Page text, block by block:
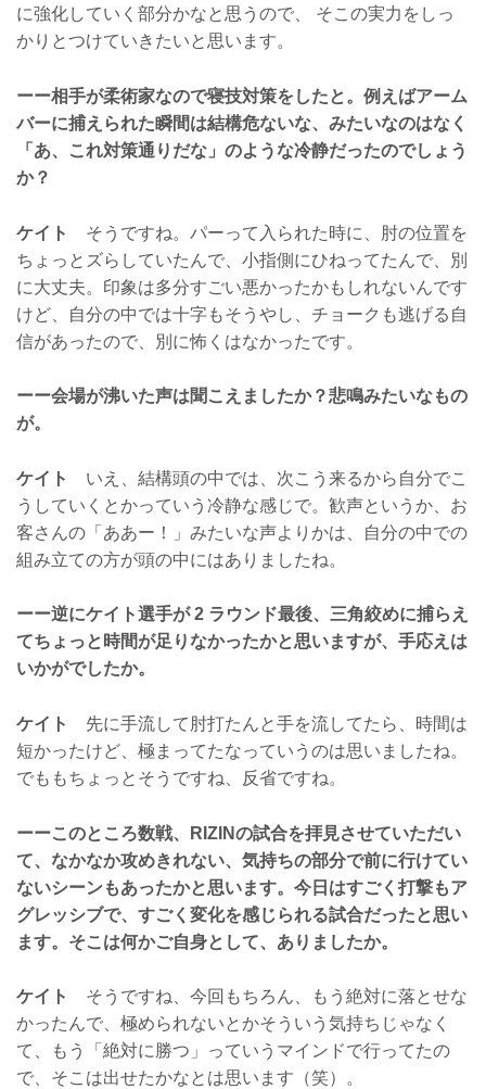
に強化していく部分かなと思うので、 そこの実力をしっ
かりとつけていきたいと思います。
ーー相手が柔術家なので寝技対策をしたと。例えばアーム
バーに捕えられた瞬間は結構危ないな、みたいなのはなく
「あ、これ対策通りだな」のような冷静だったのでしょう
か？
ケイト
そうですね。パーって入られた時に、肘の位置を
ちょっとズらしていたんで、小指側にひねってたんで、別
に大丈夫。印象は多分すごい悪かったかもしれないんです
けど、自分の中では十字もそうやし、チョークも逃げる自
信があったので、別に怖くはなかったです。
ーー会場が沸いた声は聞こえましたか？悲鳴みたいなもの
が。
ケイト
いえ、結構頭の中では、次こう来るから自分でこ
うしていくとかっていう冷静な感じで。歓声というか、お
客さんの「ああー！」みたいな声よりかは、自分の中での
組み立ての方が頭の中にはありましたね。
ーー逆にケイト選手が 2 ラウンド最後、三角絞めに捕らえ
てちょっと時間が足りなかったかと思いますが、手応えは
いかがでしたか。
ケイト
先に手流して肘打たんと手を流してたら、時間は
短かったけど、極まってたなっていうのは思いましたね。
でももちょっとそうですね、反省ですね。
ーーこのところ数戦、RIZINの試合を拝見させていただい
て、なかなか攻めきれない、気持ちの部分で前に行けてい
ないシーンもあったかと思います。今日はすごく打撃もア
グレッシブで、すごく変化を感じられる試合だったと思い
ます。そこは何かご自身として、ありましたか。
ケイト
そうですね、今回もちろん、もう絶対に落とせな
かったんで、極められないとかそういう気持ちじゃなく
て、もう「絶対に勝つ」っていうマインドで行ってたの
で、そこは出せたかなとは思います（笑）。